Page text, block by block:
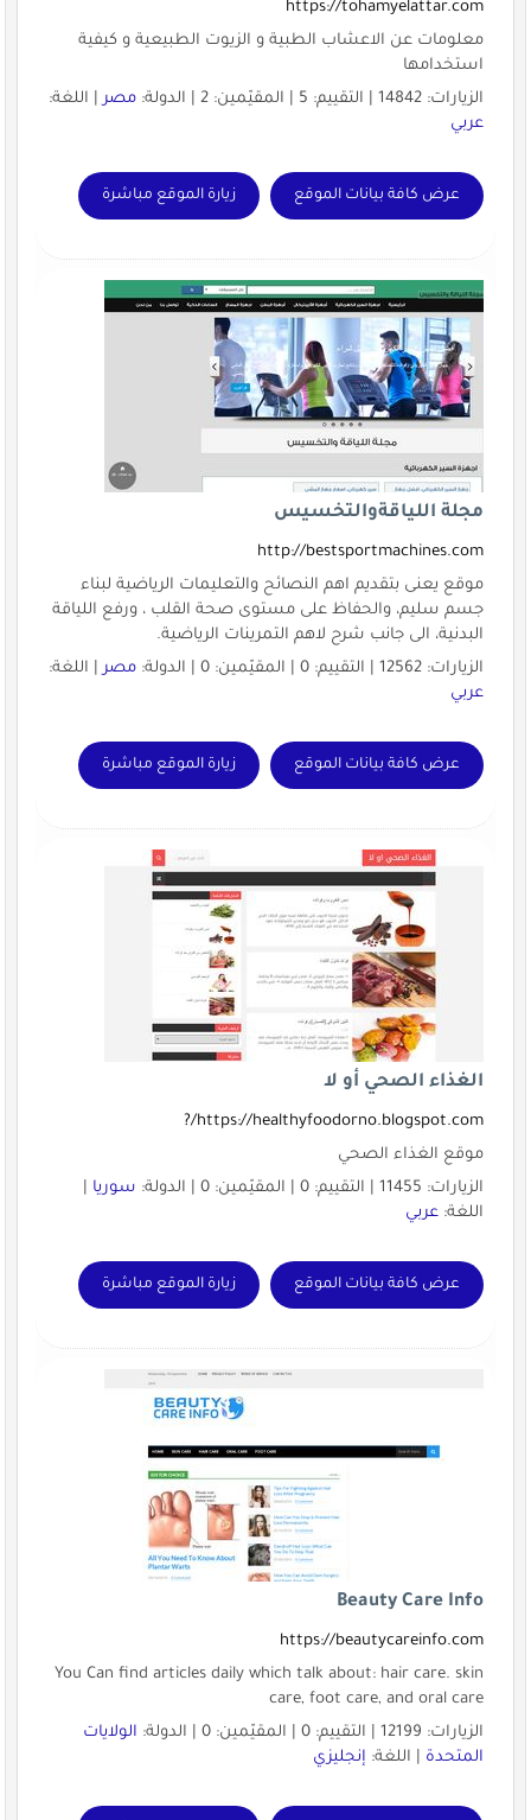
https://tohamyelattar.com
معلومات عن الاعشاب الطبية و الزيوت الطبيعية و كيفية
استخدامها
الزيارات: 14842 | التقييم: 5 | المقيّمين: 2 | الدولة:
مصر| اللغة:
عربي
عرض كافة بيانات الموقع زيارة الموقع مباشرة
مجلة اللياقةوالتخسيس
http://bestsportmachines.com
موقع يعنى بتقديم اهم النصائح والتعليمات الرياضية لبناء
جسم سليم، والحفاظ على مستوى صحة القلب ، ورفع اللياقة
البدنية، الى جانب شرح لاهم التمرينات الرياضية.
الزيارات: 12562 | التقييم: 0 | المقيّمين: 0 | الدولة:
مصر| اللغة:
عربي
عرض كافة بيانات الموقع زيارة الموقع مباشرة
الغذاء الصحي أو لا
https://healthyfoodorno.blogspot.com/?
موقع الغذاء الصحي
الزيارات: 11455 | التقييم: 0 | المقيّمين: 0 | الدولة:
سوريا|
اللغة: عربي
عرض كافة بيانات الموقع زيارة الموقع مباشرة
Beauty Care Info
https://beautycareinfo.com
You Can find articles daily which talk about: hair care. skin
care, foot care, and oral care
الزيارات: 12199 | التقييم: 0 | المقيّمين: 0 | الدولة:
الولايات
المتحدة| اللغة: إنجليزي